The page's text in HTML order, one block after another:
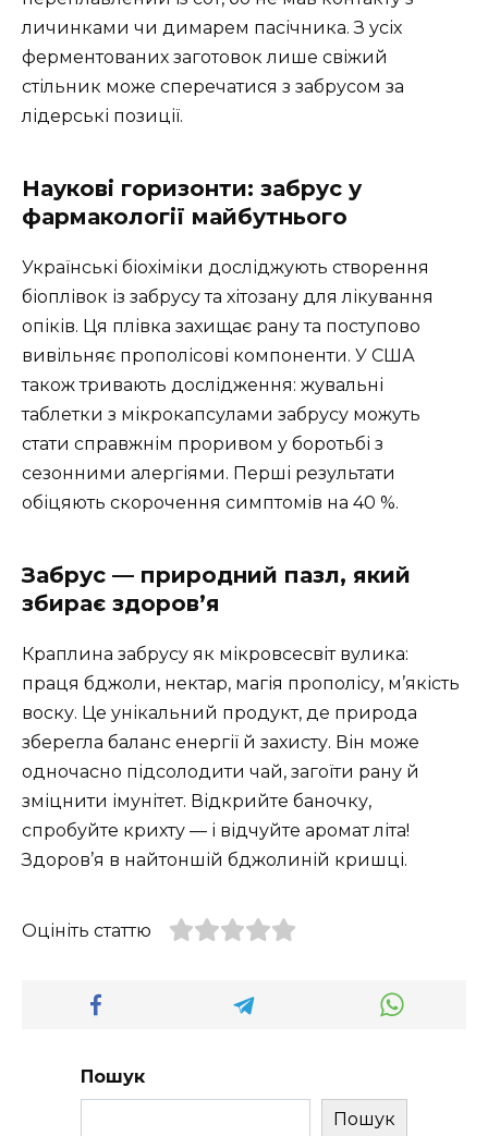
личинками чи димарем пасічника. З усіх
ферментованих заготовок лише свіжий
стільник може сперечатися з забрусом за
лідерські позиції.
Наукові горизонти: забрус у
фармакології майбутнього
Українські біохіміки досліджують створення
біоплівок із забрусу та хітозану для лікування
опіків. Ця плівка захищає рану та поступово
вивільняє прополісові компоненти. У США
також тривають дослідження: жувальні
таблетки з мікрокапсулами забрусу можуть
стати справжнім проривом у боротьбі з
сезонними алергіями. Перші результати
обіцяють скорочення симптомів на 40 %.
Забрус — природний пазл, який
збирає здоров’я
Краплина забрусу як мікровсесвіт вулика:
праця бджоли, нектар, магія прополісу, м’якість
воску. Це унікальний продукт, де природа
зберегла баланс енергії й захисту. Він може
одночасно підсолодити чай, загоїти рану й
зміцнити імунітет. Відкрийте баночку,
спробуйте крихту — і відчуйте аромат літа!
Здоров’я в найтоншій бджолиній кришці.
Оцініть статтю
Пошук
Пошук